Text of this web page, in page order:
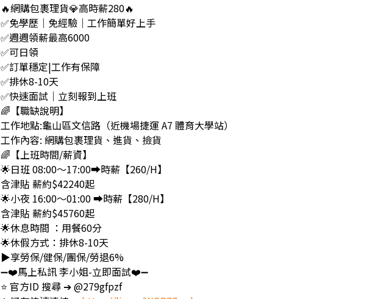
🔥網購包裹理貨💎高時薪280🔥
✅免學歷｜免經驗｜工作簡單好上手
✅週週領薪最高6000
✅可日領
✅訂單穩定|工作有保障
✅排休8-10天
✅快速面試｜立刻報到上班
🌈【職缺說明】
工作地點:龜山區文信路（近機場捷運 A7 體育大學站）
工作內容: 網購包裹理貨、進貨、撿貨
🌈【上班時間/薪資】
🌟日班 08:00～17:00➡️時薪【260/H】
含津貼 薪約$42240起
🌟小夜 16:00～01:00 ➡️時薪【280/H】
含津貼 薪約$45760起
🌟休息時間 ：用餐60分
🌟休假方式：排休8-10天
▶️享勞保/健保/團保/勞退6%
➖❤️馬上私訊 李小姐-立即面試❤️➖
⭐️ 官方ID 搜尋 ➔ @279gfpzf